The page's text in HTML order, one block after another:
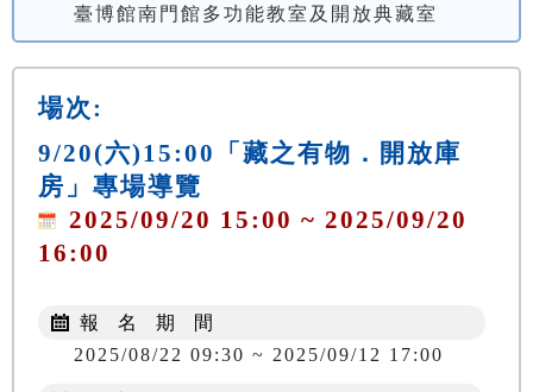
臺博館南門館多功能教室及開放典藏室
場次:
9/20(六)15:00「藏之有物．開放庫
房」專場導覽
2025/09/20 15:00 ~ 2025/09/20
16:00
報 名 期 間
2025/08/22 09:30 ~ 2025/09/12 17:00